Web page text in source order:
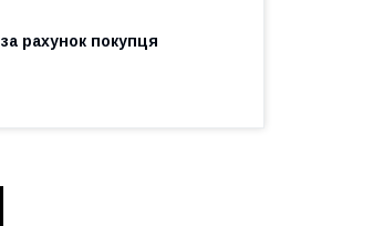
за рахунок покупця